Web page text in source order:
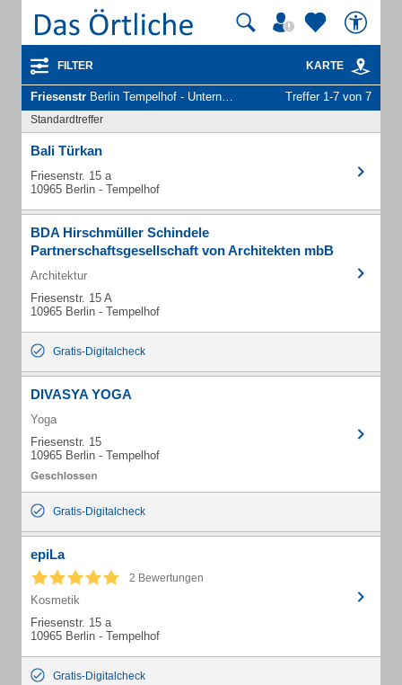
FILTER KARTE
Friesenstr Berlin Tempelhof - Unternehmen und Personen Treffer 1-7 von 7
Standardtreffer
Bali Türkan
Friesenstr. 15 a
10965 Berlin - Tempelhof
BDA Hirschmüller Schindele
Partnerschaftsgesellschaft von Architekten mbB
Architektur
Friesenstr. 15 A
10965 Berlin - Tempelhof
Gratis-Digitalcheck
DIVASYA YOGA
Yoga
Friesenstr. 15
10965 Berlin - Tempelhof
Gratis-Digitalcheck
epiLa
2 Bewertungen
Kosmetik
Friesenstr. 15 a
10965 Berlin - Tempelhof
Gratis-Digitalcheck